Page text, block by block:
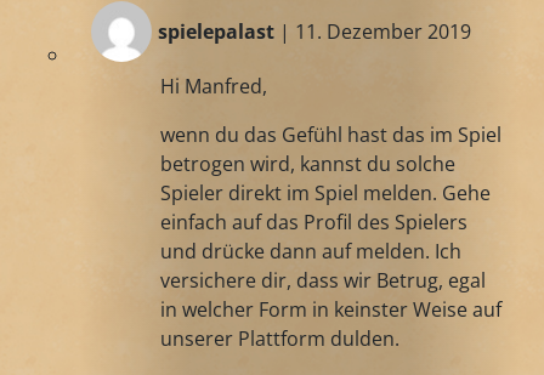
spielepalast | 11. Dezember 2019
Hi Manfred,
wenn du das Gefühl hast das im Spiel
betrogen wird, kannst du solche
Spieler direkt im Spiel melden. Gehe
einfach auf das Profil des Spielers
und drücke dann auf melden. Ich
versichere dir, dass wir Betrug, egal
in welcher Form in keinster Weise auf
unserer Plattform dulden.